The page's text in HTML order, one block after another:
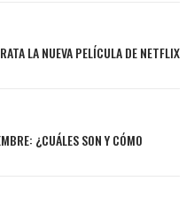
LA NUEVA PELÍCULA DE NETFLIX
¿CUÁLES SON Y CÓMO